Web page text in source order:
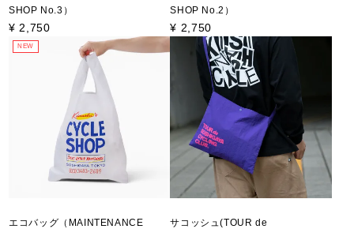
SHOP No.3）
¥ 2,750
SHOP No.2）
¥ 2,750
NEW
エコバッグ（MAINTENANCE
サコッシュ(TOUR de